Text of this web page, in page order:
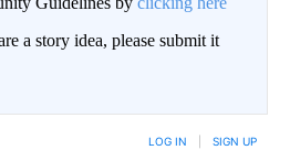
a story idea, please submit it
LOG IN SIGN UP